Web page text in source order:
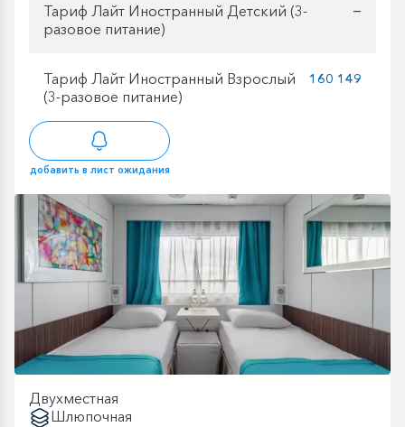
Тариф Лайт Иностранный Детский (3-
разовое питание)
—
Тариф Лайт Иностранный Взрослый
(3-разовое питание)
160 149
добавить в лист ожидания
Двухместная
Шлюпочная